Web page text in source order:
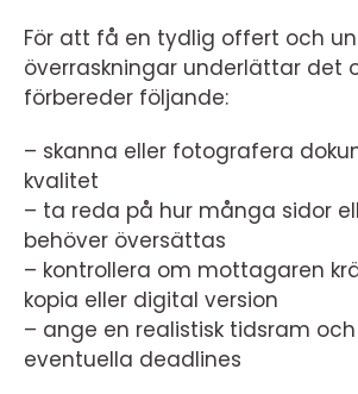
För att få en tydlig offert och
överraskningar underlättar det
förbereder följande:
– skanna eller fotografera
kvalitet
– ta reda på hur många sidor
behöver översättas
– kontrollera om mottagaren
kopia eller digital version
– ange en realistisk tidsram
eventuella deadlines